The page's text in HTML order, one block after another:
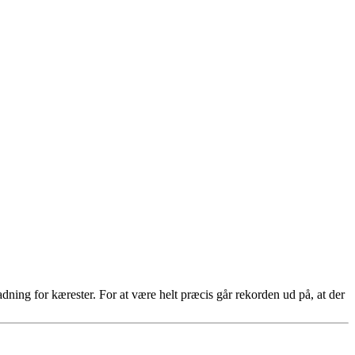
for kærester. For at være helt præcis går rekorden ud på, at der